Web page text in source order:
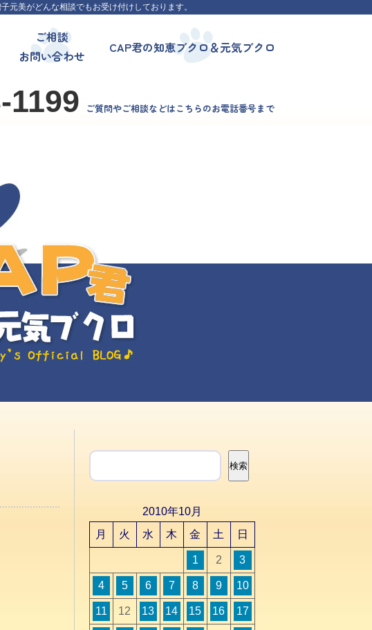
元美がどんな相談でもお受け付けしております。
ご相談
お問い合わせ
CAP君の知恵ブクロ＆元気ブクロ
1199 ご質問やご相談などはこちらのお電話番号まで
検索
検索
2010年10月
月
火 水 木 金 土 日
1 2 3
4 5 6 7 8 9 10
11 12 13 14 15 16 17